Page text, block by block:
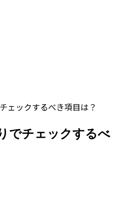
ェックするべき項目は？
でチェックするべ